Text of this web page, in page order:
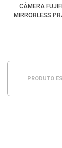
CÂMERA
MIRRORLESS
PRODUTO